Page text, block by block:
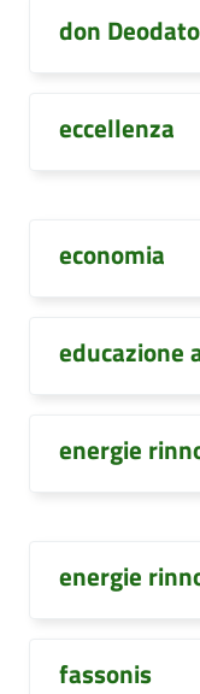
don
eccellenza
economia
educazione
energie
energie
fassonis